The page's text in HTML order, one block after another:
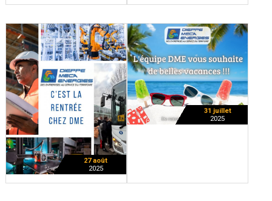
27 août
2025
31 juillet
2025